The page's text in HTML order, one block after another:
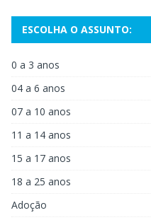
ESCOLHA O ASSUNTO:
0 a 3 anos
04 a 6 anos
07 a 10 anos
11 a 14 anos
15 a 17 anos
18 a 25 anos
Adoção